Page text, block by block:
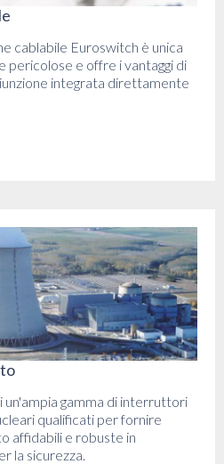
cablabile Euroswitch è unica
pericolose e offre i vantaggi di
integrata direttamente
un'ampia gamma di interruttori
qualificati per fornire
affidabili e robuste in
la sicurezza.